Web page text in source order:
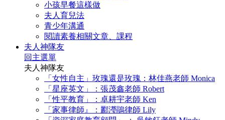
小孩早餐這樣做
夫人育兒法
青少年溝通
閱讀素養相關文章、課程
夫人神隊友
回主選單
夫人神隊友
「女性自主」玫瑰還是玫瑰：林佳燕老師 Monica
「星座英文」：張茂鑫老師 Robert
「性平教育」：卓耕宇老師 Ken
「家事律師』：酈瀅鵑律師 Lily